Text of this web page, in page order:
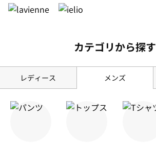
カテゴリから探す
レディース メンズ